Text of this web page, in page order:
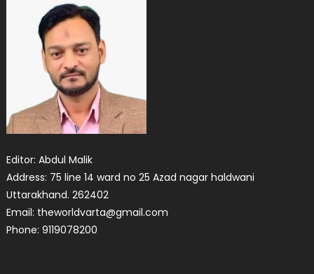
Editor: Abdul Malik
Address: 75 line 14 ward no 25 Azad nagar haldwani
Uttarakhand. 262402
Email: theworldvarta@gmail.com
Phone: 9119078200